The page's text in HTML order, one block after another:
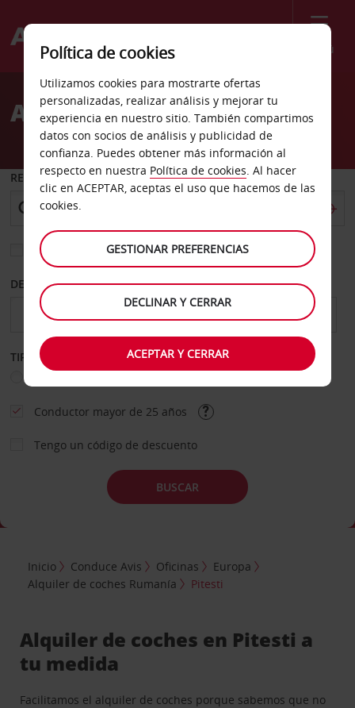
Menú
Welcome
AvisAlquiler de coches Pitesti
RECOGER EN
Elegir otra oficina de devolución
DESDE HASTA
TIPO DE ALQUILER
Conductor mayor de 25 años
Tengo un código de descuento
BUSCAR
Inicio Conduce Avis Oficinas
Europa
Alquiler de coches Rumanía
Pitesti
Alquiler de coches en Pitesti a
tu medida
Facilitamos el alquiler de coches porque sabemos que no
Política de cookies
Utilizamos cookies para mostrarte ofertas
personalizadas, realizar análisis y mejorar tu
experiencia en nuestro sitio. También compartimos
datos con socios de análisis y publicidad de
confianza. Puedes obtener más información al
respecto en nuestra Política de cookies. Al hacer
clic en ACEPTAR, aceptas el uso que hacemos de las
cookies.
GESTIONAR PREFERENCIAS
DECLINAR Y CERRAR
ACEPTAR Y CERRAR